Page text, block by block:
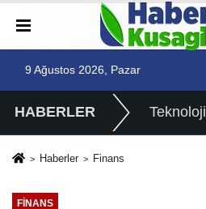
9 Ağustos 2026, Pazar
HABERLER Teknoloji
Haberler Finans
FINANS